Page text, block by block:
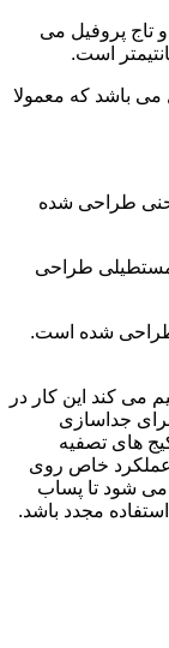
تاج پروفیل می
باشد که معمولا
طراحی شده
طراحی
می کند این کار در
جداسازی
های تصفیه
خاص روی
می شود تا پساب
مجدد باشد.